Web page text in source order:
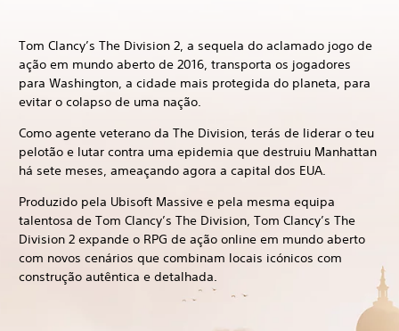
Tom Clancy’s The Division 2, a sequela do aclamado jogo de
ação em mundo aberto de 2016, transporta os jogadores
para Washington, a cidade mais protegida do planeta, para
evitar o colapso de uma nação.
Como agente veterano da The Division, terás de liderar o teu
pelotão e lutar contra uma epidemia que destruiu Manhattan
há sete meses, ameaçando agora a capital dos EUA.
Produzido pela Ubisoft Massive e pela mesma equipa
talentosa de Tom Clancy’s The Division, Tom Clancy’s The
Division 2 expande o RPG de ação online em mundo aberto
com novos cenários que combinam locais icónicos com
construção autêntica e detalhada.